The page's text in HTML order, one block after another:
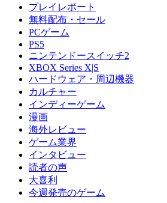
プレイレポート
無料配布・セール
PCゲーム
PS5
ニンテンドースイッチ2
XBOX Series X|S
ハードウェア・周辺機器
カルチャー
インディーゲーム
漫画
海外レビュー
ゲーム業界
インタビュー
読者の声
大喜利
今週発売のゲーム